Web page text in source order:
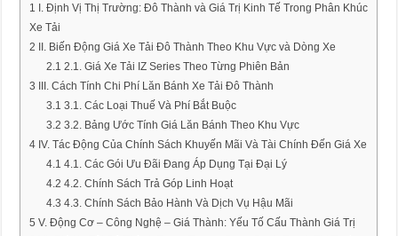
1 I. Định Vị Thị Trường: Đô Thành và Giá Trị Kinh Tế Trong Phân Khúc
Xe Tải
2 II. Biến Động Giá Xe Tải Đô Thành Theo Khu Vực và Dòng Xe
2.1 2.1. Giá Xe Tải IZ Series Theo Từng Phiên Bản
3 III. Cách Tính Chi Phí Lăn Bánh Xe Tải Đô Thành
3.1 3.1. Các Loại Thuế Và Phí Bắt Buộc
3.2 3.2. Bảng Ước Tính Giá Lăn Bánh Theo Khu Vực
4 IV. Tác Động Của Chính Sách Khuyến Mãi Và Tài Chính Đến Giá Xe
4.1 4.1. Các Gói Ưu Đãi Đang Áp Dụng Tại Đại Lý
4.2 4.2. Chính Sách Trả Góp Linh Hoạt
4.3 4.3. Chính Sách Bảo Hành Và Dịch Vụ Hậu Mãi
5 V. Động Cơ – Công Nghệ – Giá Thành: Yếu Tố Cấu Thành Giá Trị